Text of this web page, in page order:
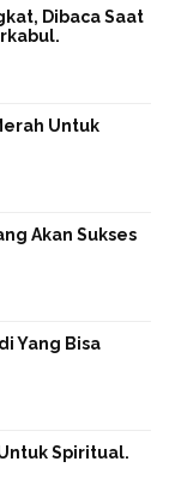
Dibaca Saat
Untuk
Akan Sukses
Yang Bisa
Spiritual.